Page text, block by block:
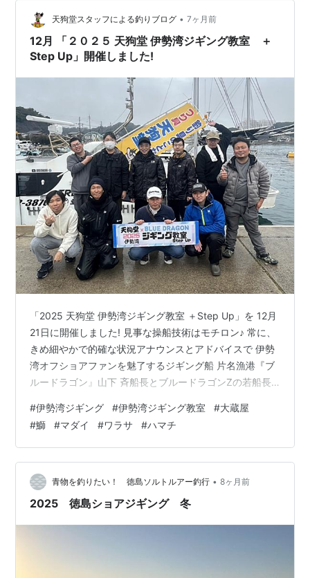
回のみでした。(友人は何も無しの丸坊主…) あまりにも
ショックが大きかったので早いうちにリベンジしようと
思い、年明けは急遽亀田丸へ。 数日空いたので、海況も
変わったかな？と願いました…
天狗堂スタッフによる釣りブログ • 7ヶ月前
12月 「２０２５ 天狗堂 伊勢湾ジギング教室 ＋
Step Up」開催しました!
「2025 天狗堂 伊勢湾ジギング教室 ＋Step Up」を 12月
21日に開催しました! 見事な操船技術はモチロン♪ 常に、
きめ細やかで的確な状況アナウンスとアドバイスで 伊勢
湾オフショアファンを魅了するジギング船 片名漁港『ブ
ルードラゴン』山下 斉船長とブルードラゴンZの若船長
sf.sakura.ne.jp/ 今回は外部講師をお呼びして伊勢湾を攻
略！ 伊勢湾に足繫く通い、現場仕込みで叩き上げのエキ
スパートアングラー‼ 釣りウマ店主の「刈谷 大蔵屋 ダイ
ゾウ様」にご参加いだきました！ 朝一時合をものにする
べく移動中に、ジグを動かすイメー…
#伊勢湾ジギング #伊勢湾ジギング教室 #大蔵屋
#鰤 #マダイ #ワラサ #ハマチ
青物を釣りたい！ 徳島ソルトルアー釣行 • 8ヶ月前
2025 徳島ショアジギング 冬